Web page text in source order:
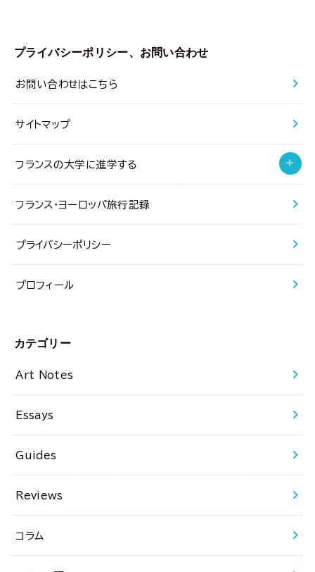
プライバシーポリシー、お問い合わせ
お問い合わせはこちら
サイトマップ
フランスの大学に進学する
フランス・ヨーロッパ旅行記録
プライバシーポリシー
プロフィール
カテゴリー
Art Notes
Essays
Guides
Reviews
コラム